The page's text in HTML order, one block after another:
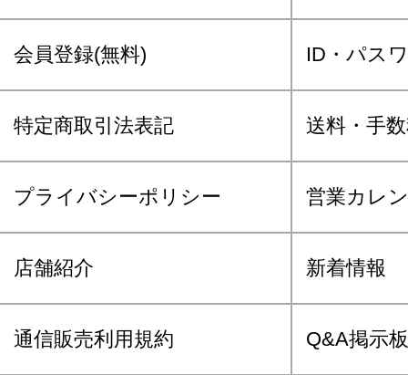
会員登録(無料) ID・パス
特定商取引法表記 送料・手
プライバシーポリシー 営業カレ
店舗紹介 新着情報
通信販売利用規約 Q&A掲示板